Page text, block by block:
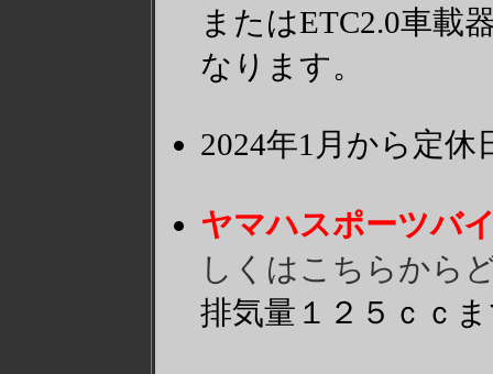
またはETC2.0車載
なります。
2024年1月から定
ヤマハスポーツバ
しくはこちらから
排気量１２５ｃｃ